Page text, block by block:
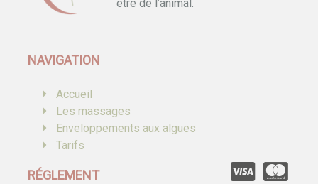
être de l’animal.
NAVIGATION
Accueil
Les massages
Enveloppements aux algues
Tarifs
RÉGLEMENT